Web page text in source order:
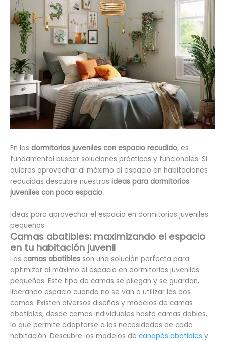
En los dormitorios juveniles con espacio recudido, es
fundamental buscar soluciones prácticas y funcionales. Si
quieres aprovechar al máximo el espacio en habitaciones
reducidas descubre nuestras ideas para dormitorios
juveniles con poco espacio.
Ideas para aprovechar el espacio en dormitorios juveniles
pequeños
Camas abatibles: maximizando el espacio
en tu habitación juvenil
Las camas abatibles son una solución perfecta para
optimizar al máximo el espacio en dormitorios juveniles
pequeños. Este tipo de camas se pliegan y se guardan,
liberando espacio cuando no se van a utilizar las dos
camas. Existen diversos diseños y modelos de camas
abatibles, desde camas individuales hasta camas dobles,
lo que permite adaptarse a las necesidades de cada
habitación. Descubre los modelos de canapés abatibles y